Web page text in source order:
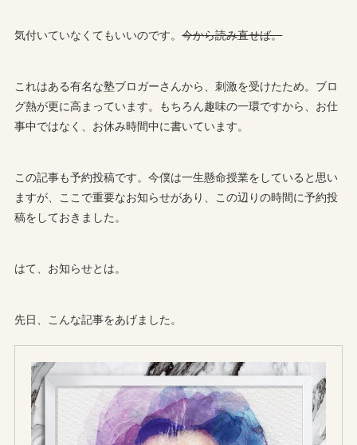
気付いていなくてもいいのです。今から読み直せば。
これはある有名な塾ブロガーさんから、刺激を受けたため。ブロ
グ熱が更に高まっています。もちろん趣味の一環ですから、お仕
事中ではなく、お休み時間中に書いています。
この記事も予約投稿です。今僕は一生懸命授業をしていると思い
ますが、ここで重要なお知らせがあり、この辺りの時間に予約投
稿をしておきました。
はて、お知らせとは。
先日、こんな記事をあげました。